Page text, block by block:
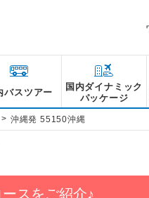
バスツアー
国内ダイナミック
パッケージ
> 沖縄発 55150沖縄
スをご紹介♪